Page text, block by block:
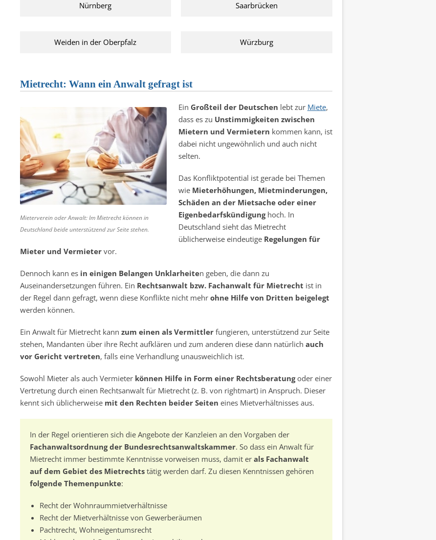
Nürnberg Saarbrücken
Weiden in der Oberpfalz Würzburg
Mietrecht: Wann ein Anwalt gefragt ist
Mieterverein oder Anwalt: Im Mietrecht können in
Deutschland beide unterstützend zur Seite stehen.
Ein Großteil der Deutschen lebt zur Miete,
dass es zu Unstimmigkeiten zwischen
Mietern und Vermietern kommen kann, ist
dabei nicht ungewöhnlich und auch nicht
selten.
Das Konfliktpotential ist gerade bei Themen
wie Mieterhöhungen, Mietminderungen,
Schäden an der Mietsache oder einer
Eigenbedarfskündigunghoch. In
Deutschland sieht das Mietrecht
üblicherweise eindeutige Regelungen für
Mieter und Vermietervor.
Dennoch kann es in einigen Belangen Unklarheiten geben, die dann zu
Auseinandersetzungen führen. Ein Rechtsanwalt bzw. Fachanwalt für Mietrecht ist in
der Regel dann gefragt, wenn diese Konflikte nicht mehr ohne Hilfe von Dritten beigelegt
werden können.
Ein Anwalt für Mietrecht kann zum einen als Vermittlerfungieren, unterstützend zur Seite
stehen, Mandanten über ihre Recht aufklären und zum anderen diese dann natürlich auch
vor Gericht vertreten, falls eine Verhandlung unausweichlich ist.
Sowohl Mieter als auch Vermieter können Hilfe in Form einer Rechtsberatungoder einer
Vertretung durch einen Rechtsanwalt für Mietrecht (z. B. von rightmart) in Anspruch. Dieser
kennt sich üblicherweise mit den Rechten beider Seiten eines Mietverhältnisses aus.
In der Regel orientieren sich die Angebote der Kanzleien an den Vorgaben der
Fachanwaltsordnung der Bundesrechtsanwaltskammer. So dass ein Anwalt für
Mietrecht immer bestimmte Kenntnisse vorweisen muss, damit erals Fachanwalt
auf dem Gebiet des Mietrechtstätig werden darf. Zu diesen Kenntnissen gehören
folgende Themenpunkte:
Recht der Wohnraummietverhältnisse
Recht der Mietverhältnisse von Gewerberäumen
Pachtrecht, Wohneigentumsrecht